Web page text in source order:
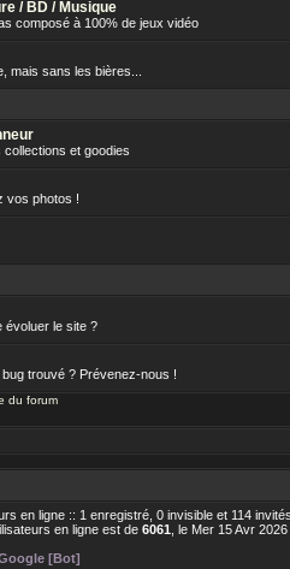
/ BD / Musique
composé à 100% de jeux vidéo
mais sans les bières...
et goodies
vos photos !
évoluer le site ?
trouvé ? Prévenez-nous !
du forum
en ligne :: 1 enregistré, 0 invisible et 114
en ligne est de 6061 , le Mer 15 Avr
[Bot]